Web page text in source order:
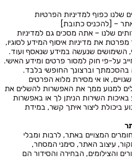
שלנו כפוף למדיניות הפרטיות
– [להכניס כתובת]
שלנו – אתה מסכים גם למדיניות
את מדיניות איסוף המידע לסוגיו,
השימושים שנעשה במידע שנאסף ועוד.
על-פי חוק למסור פרטים ומידע האישי.
בהסכמתך וברצונך החופשי בלבד.
או אי מסירת מלוא הפרטים
למנוע ממך את האפשרות להשלים את
באיכות השירות הניתן לך או באפשרות
ביכולת ליצור איתך קשר, במידת
המצויים באתר, לרבות ומבלי
עיצוב האתר, סימני המסחר,
והצילומים, הבחירה והסידור הם